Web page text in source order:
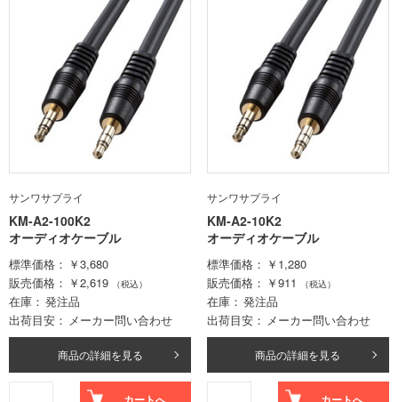
サンワサプライ
KM-A2-100K2
オーディオケーブル
標準価格
￥3,680
販売価格
￥2,619 （税込）
在庫
発注品
出荷目安
メーカー問い合わせ
商品の詳細を見る
サンワサプライ
KM-A2-10K2
オーディオケーブル
標準価格
￥1,280
販売価格
￥911 （税込）
在庫
発注品
出荷目安
メーカー問い合わせ
商品の詳細を見る